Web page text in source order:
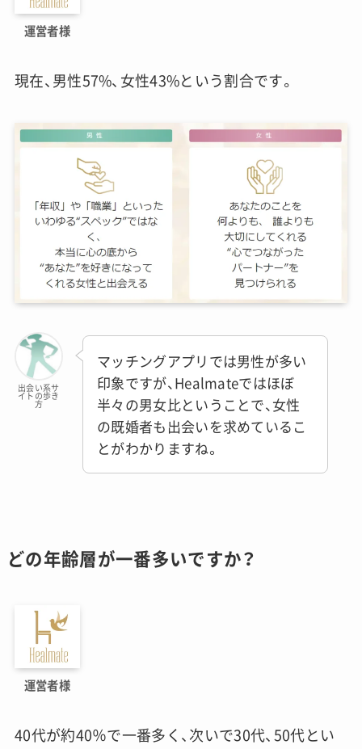
運営者様
現在、男性57%、女性43%という割合です。
出会い系サ
イトの歩き
方
マッチングアプリでは男性が多い
印象ですが、Healmateではほぼ
半々の男女比ということで、女性
の既婚者も出会いを求めているこ
とがわかりますね。
どの年齢層が一番多いですか？
運営者様
40代が約40％で一番多く、次いで30代、50代とい